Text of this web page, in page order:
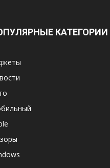
КАТЕГОРИИ